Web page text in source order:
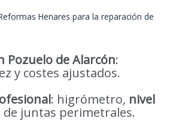
Henares para la reparación de
Pozuelo de Alarcón:
y costes ajustados.
: higrómetro, nivel
de juntas perimetrales.